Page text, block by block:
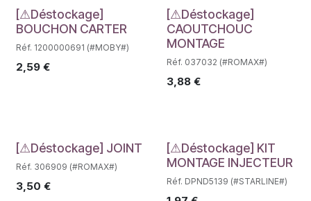
Déstockage
[⚠Déstockage]
BOUCHON CARTER
Réf. 1200000691 (#MOBY#)
2,59 €
Déstockage
[⚠Déstockage]
CAOUTCHOUC
MONTAGE
Réf. 037032 (#ROMAX#)
3,88€
Déstockage
[⚠Déstockage] JOINT
Réf. 306909 (#ROMAX#)
3,50 €
Déstockage
[⚠Déstockage] KIT
MONTAGE INJECTEUR
Réf. DPND5139 (#STARLINE#)